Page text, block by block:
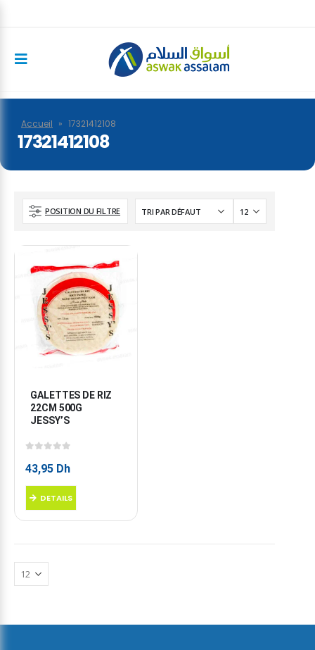
Accueil » 17321412108
17321412108
POSITION DU FILTRE
GALETTES DE RIZ
22CM 500G
JESSY’S
43,95 Dh
DETAILS